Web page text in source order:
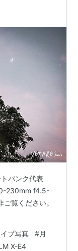
パンク代表
230mm f4.5-
覧ください。
ブ写真 #月
X-E4